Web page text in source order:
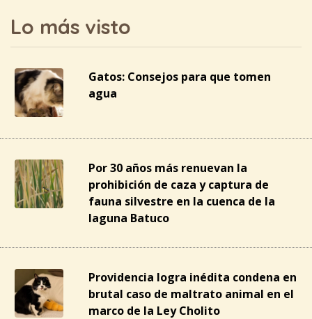
Lo más visto
Gatos: Consejos para que tomen
agua
Por 30 años más renuevan la
prohibición de caza y captura de
fauna silvestre en la cuenca de la
laguna Batuco
Providencia logra inédita condena en
brutal caso de maltrato animal en el
marco de la Ley Cholito